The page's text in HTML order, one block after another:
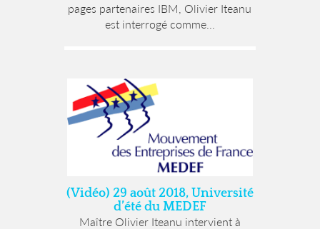
pages partenaires IBM, Olivier Iteanu
est interrogé comme...
(Vidéo) 29 août 2018, Université
d’été du MEDEF
Maître Olivier Iteanu intervient à